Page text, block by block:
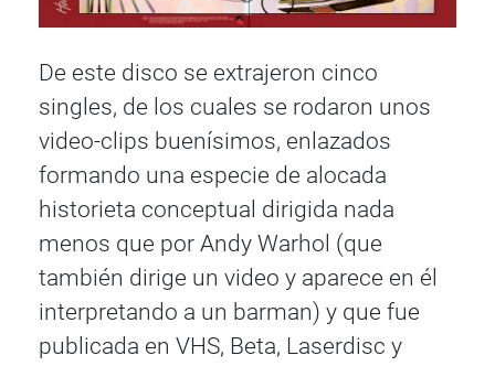
De este disco se extrajeron cinco
singles, de los cuales se rodaron unos
video-clips buenísimos, enlazados
formando una especie de alocada
historieta conceptual dirigida nada
menos que por Andy Warhol (que
también dirige un video y aparece en él
interpretando a un barman) y que fue
publicada en VHS, Beta, Laserdisc y